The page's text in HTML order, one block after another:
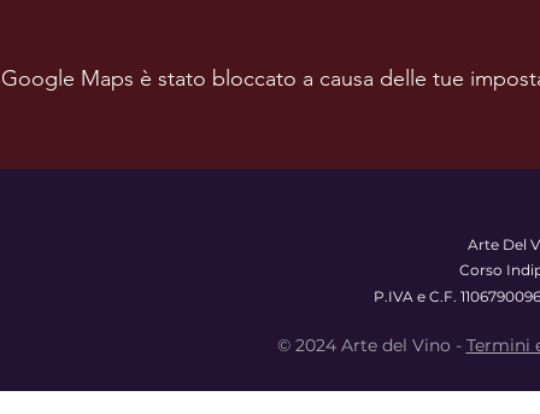
Google Maps è stato bloccato a causa delle tue
Arte Del
Corso
P.IVA e C.F.
© 2024 Arte del Vino - Termini